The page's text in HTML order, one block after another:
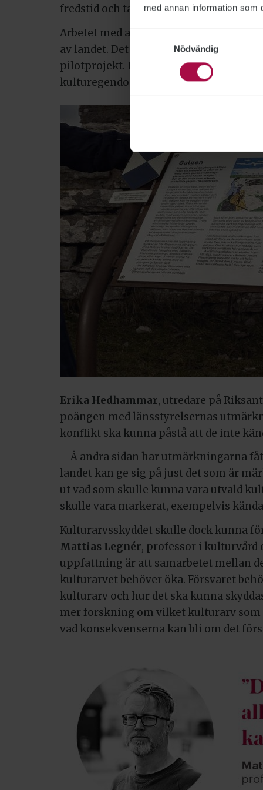
med annan information som
Samtyckesval
Nödvändig
fredstid och ta hand om våra objekt på
Arbetet med att märka upp kulturarvet
av landet. Det län som har kommit
pilotprojekt. Länet har fått ekonomiskt
kulturegendom från en
Erika Hedhammar, utredare på
poängen med länsstyrelsernas
konflikt ska kunna påstå att de inte
– Å andra sidan har utmärkningarna
landet kan ge sig på just det som är
ut vad som skulle kunna vara utvald
skulle vara markerat, exempelvis
Kulturarvsskyddet skulle dock kunna
Mattias Legnér, professor i kulturvård
uppfattning är att samarbetet mellan
kulturarvet behöver öka. Försvaret
kulturarv och hur det ska kunna
mer forskning om vilket kulturarv
vad konsekvenserna kan bli om det